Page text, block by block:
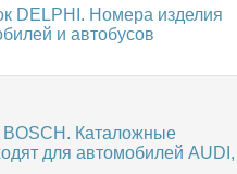
DELPHI. Номера изделия
и автобусов
Каталожные
для автомобилей AUDI,